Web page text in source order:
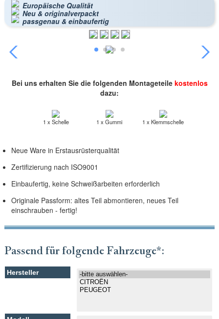
Europäische Qualität
Neu & originalverpackt
passgenau & einbaufertig
Bei uns erhalten Sie die folgenden Montageteile kostenlos
dazu:
1 x Schelle 1 x Gummi 1 x Klemmschelle
Neue Ware in Erstausrüsterqualität
Zertifizierung nach ISO9001
Einbaufertig, keine Schweißarbeiten erforderlich
Originale Passform: altes Teil abmontieren, neues Teil
einschrauben - fertig!
Passend für folgende Fahrzeuge*: